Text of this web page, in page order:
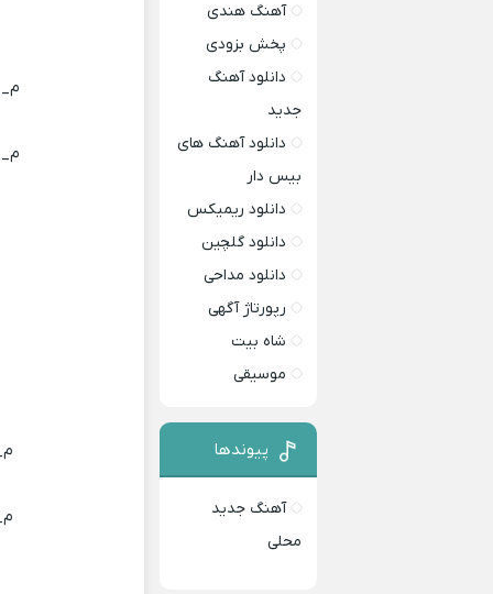
آهنگ هندی
پخش بزودی
دانلود آهنگ
جدید
دانلود آهنگ های
بیس دار
دانلود ریمیکس
دانلود گلچین
دانلود مداحی
رپورتاژ آگهی
شاه بیت
موسیقی
پیوندها
آهنگ جدید
محلی